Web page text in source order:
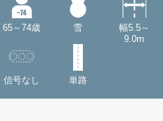
65～74歳 雪
幅5.5～
9.0m
信号なし 単路